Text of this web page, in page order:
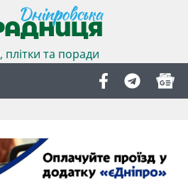
та поради